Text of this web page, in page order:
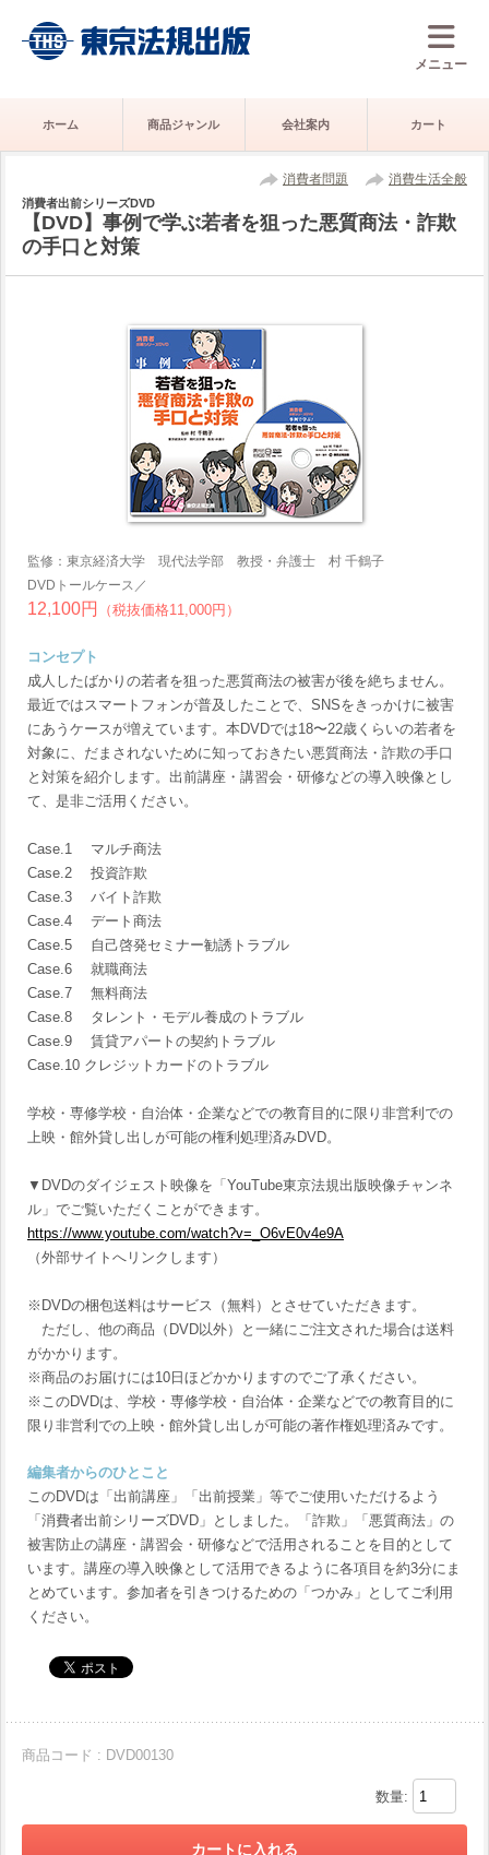
メニュー
ホーム 商品ジャンル 会社案内 カート
消費者問題 消費生活全般
消費者出前シリーズDVD
【DVD】事例で学ぶ若者を狙った悪質商法・詐欺
の手口と対策
監修：東京経済大学 現代法学部 教授・弁護士 村 千鶴子
DVDトールケース／
12,100円 （税抜価格11,000円）
コンセプト
成人したばかりの若者を狙った悪質商法の被害が後を絶ちません。
最近ではスマートフォンが普及したことで、SNSをきっかけに被害
にあうケースが増えています。本DVDでは18〜22歳くらいの若者を
対象に、だまされないために知っておきたい悪質商法・詐欺の手口
と対策を紹介します。出前講座・講習会・研修などの導入映像とし
て、是非ご活用ください。
Case.1 マルチ商法
Case.2 投資詐欺
Case.3 バイト詐欺
Case.4 デート商法
Case.5 自己啓発セミナー勧誘トラブル
Case.6 就職商法
Case.7 無料商法
Case.8 タレント・モデル養成のトラブル
Case.9 賃貸アパートの契約トラブル
Case.10 クレジットカードのトラブル
学校・専修学校・自治体・企業などでの教育目的に限り非営利での
上映・館外貸し出しが可能の権利処理済みDVD。
▼DVDのダイジェスト映像を「YouTube東京法規出版映像チャンネ
ル」でご覧いただくことができます。
https://www.youtube.com/watch?v=_O6vE0v4e9A
（外部サイトへリンクします）
※DVDの梱包送料はサービス（無料）とさせていただきます。
ただし、他の商品（DVD以外）と一緒にご注文された場合は送料
がかかります。
※商品のお届けには10日ほどかかりますのでご了承ください。
※このDVDは、学校・専修学校・自治体・企業などでの教育目的に
限り非営利での上映・館外貸し出しが可能の著作権処理済みです。
編集者からのひとこと
このDVDは「出前講座」「出前授業」等でご使用いただけるよう
「消費者出前シリーズDVD」としました。「詐欺」「悪質商法」の
被害防止の講座・講習会・研修などで活用されることを目的として
います。講座の導入映像として活用できるように各項目を約3分にま
とめています。参加者を引きつけるための「つかみ」としてご利用
ください。
商品コード : DVD00130
数量: